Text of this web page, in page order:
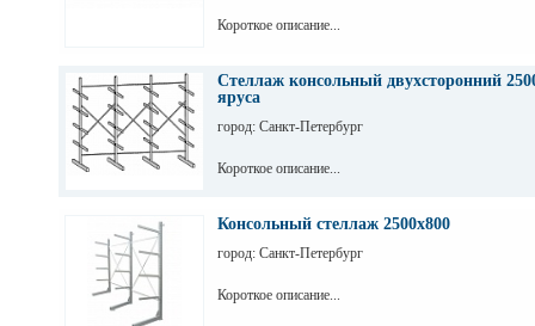
Короткое описание...
Стеллаж консольный двухсторонний
яруса
город: Санкт-Петербург
Короткое описание...
Консольный стеллаж 2500х800
город: Санкт-Петербург
Короткое описание...